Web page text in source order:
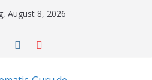
August 8, 2026